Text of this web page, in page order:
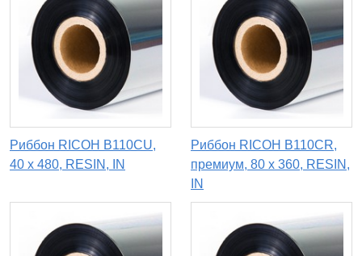
Риббон RICOH B110CU,
40 х 480, RESIN, IN
Риббон RICOH B110CR,
премиум, 80 х 360, RESIN,
IN